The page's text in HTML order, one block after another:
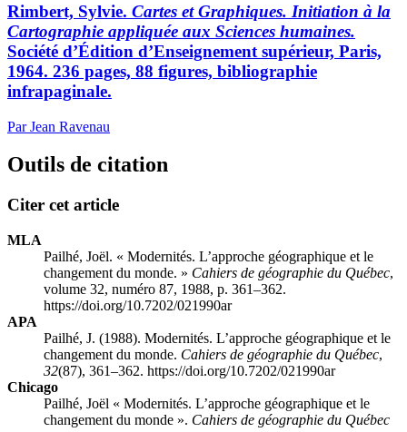
Rimbert, Sylvie. Cartes et Graphiques. Initiation à la
Cartographie appliquée aux Sciences humaines.
Société d’Édition d’Enseignement supérieur, Paris,
1964. 236 pages, 88 figures, bibliographie
infrapaginale.
Par Jean Ravenau
Outils de citation
Citer cet article
MLA
Pailhé, Joël. « Modernités. L’approche géographique et le
changement du monde. » Cahiers de géographie du Québec,
volume 32, numéro 87, 1988, p. 361–362.
https://doi.org/10.7202/021990ar
APA
Pailhé, J. (1988). Modernités. L’approche géographique et le
changement du monde. Cahiers de géographie du Québec,
32(87), 361–362. https://doi.org/10.7202/021990ar
Chicago
Pailhé, Joël « Modernités. L’approche géographique et le
changement du monde ». Cahiers de géographie du Québec